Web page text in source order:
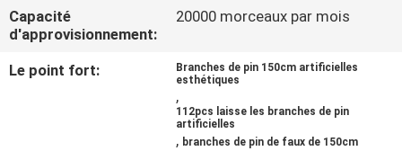
CONTRÔLE
QUALITÉ
Capacité
d'approvisionnement:
20000 morceaux par mois
Le point fort:
Branches de pin 150cm artificielles
esthétiques
,
112pcs laisse les branches de pin
artificielles
, branches de pin de faux de 150cm